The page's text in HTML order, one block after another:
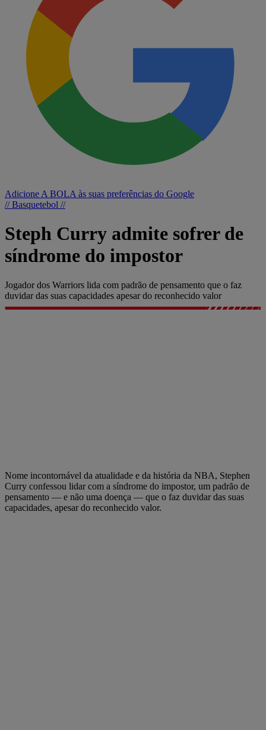
Adicione A BOLA às suas preferências do Google
// Basquetebol //
Steph Curry admite sofrer de
síndrome do impostor
Jogador dos Warriors lida com padrão de pensamento que o faz
duvidar das suas capacidades apesar do reconhecido valor
Nome incontornável da atualidade e da história da NBA, Stephen
Curry confessou lidar com a síndrome do impostor, um padrão de
pensamento — e não uma doença — que o faz duvidar das suas
capacidades, apesar do reconhecido valor.